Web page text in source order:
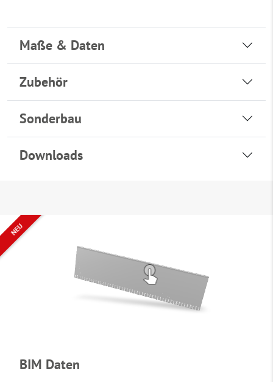
Maße & Daten
Zubehör
Sonderbau
Downloads
NEU
BIM Daten